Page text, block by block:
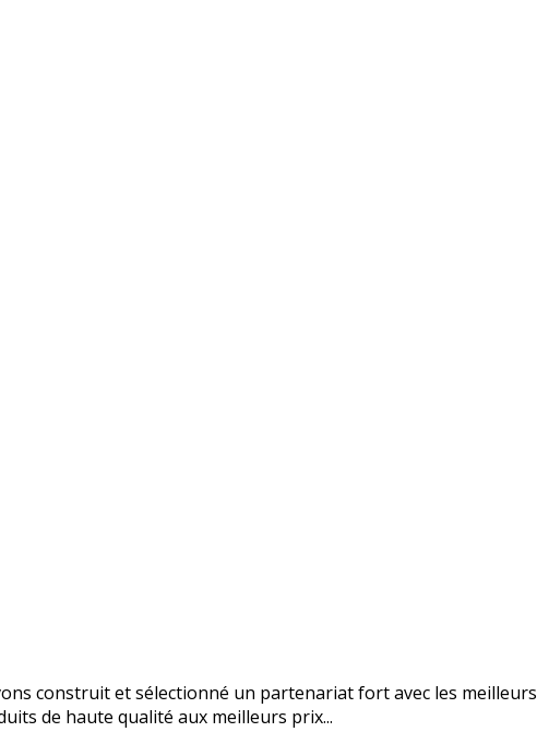
construit et sélectionné un partenariat fort avec les meilleurs
de haute qualité aux meilleurs prix...